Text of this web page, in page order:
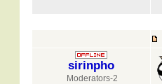
sirinpho
Moderators-2